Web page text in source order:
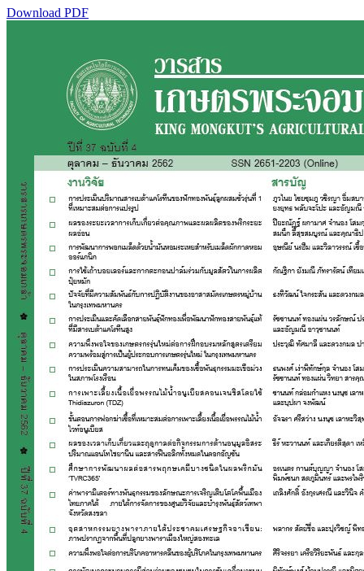
Download PDF